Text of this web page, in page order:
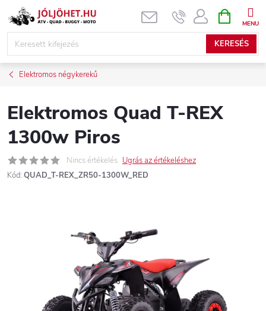
Ugrás
KERESÉS
KOSÁR
Elektromos négykerekű
Elektromos Quad T-REX
1300w Piros
Nincs értékelés Ugrás az értékeléshez
Kód: QUAD_T-REX_ZR50-1300W_RED